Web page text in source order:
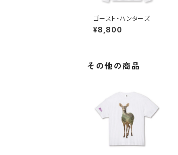
ゴースト・ハンターズ
¥8,800
その他の商品